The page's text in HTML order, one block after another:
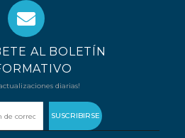
AL BOLETÍN
diarias!
SUSCRIBIRSE